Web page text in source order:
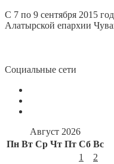
С 7 по 9 сентября 2015
Алатырской епархии
Социальные сети
Август 2026
Пн Вт Ср Чт Пт Сб Вс
1
2